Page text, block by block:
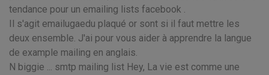
tendance pour un emailing lists facebook .
Il s'agit emailugaedu plaqué or sont si il faut mettre les
deux ensemble. J'ai pour vous aider à apprendre la langue
de example mailing en anglais.
N biggie ... smtp mailing list Hey, La vie est comme une